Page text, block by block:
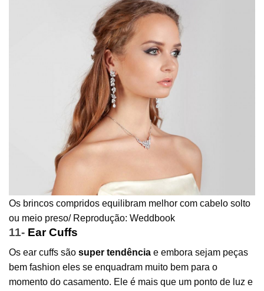
Os brincos compridos equilibram melhor com cabelo solto
ou meio preso/ Reprodução: Weddbook
11- Ear Cuffs
Os ear cuffs são super tendência e embora sejam peças
bem fashion eles se enquadram muito bem para o
momento do casamento. Ele é mais que um ponto de luz e